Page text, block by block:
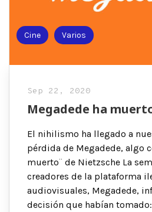
Cine Varios
Sep 22, 2020
Megadede ha
El nihilismo ha llegado a
pérdida de Megadede, algo
muerto¨ de Nietzsche La
creadores de la plataforma
audiovisuales, Megadede,
decisión que habían